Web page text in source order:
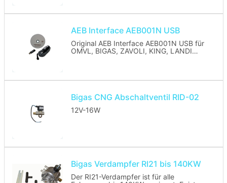
AEB Interface AEB001N USB
Original AEB Interface AEB001N USB für
OMVL, BIGAS, ZAVOLI, KING, LANDI
- Treiber-CD
Bigas CNG Abschaltventil RID-02
12V-16W
Bigas Verdampfer RI21 bis 140KW
Der RI21-Verdampfer ist für alle